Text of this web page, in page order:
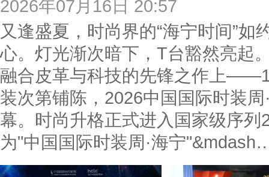
2026年07月16日 20:57
又逢盛夏，时尚界的“海宁时间”
心。灯光渐次暗下，T台豁然亮起
融合皮革与科技的先锋之作上
装次第铺陈，2026中国国际时装
幕。时尚升格正式进入国家级序
为"中国国际时装周·海宁